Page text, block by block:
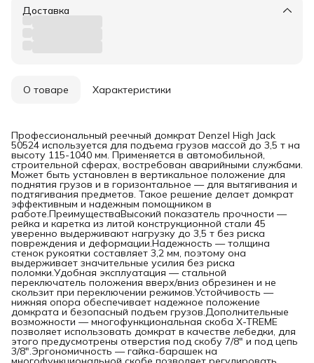
Доставка
О товаре Характеристики
Профессиональный реечный домкрат Denzel High Jack
50524 используется для подъема грузов массой до 3,5 т на
высоту 115-1040 мм. Применяется в автомобильной,
строительной сферах, востребован аварийными службами.
Может быть установлен в вертикальное положение для
поднятия грузов и в горизонтальное — для вытягивания и
подтягивания предметов. Такое решение делает домкрат
эффективным и надежным помощником в
работе.ПреимуществаВысокий показатель прочности —
рейка и каретка из литой конструкционной стали 45
уверенно выдерживают нагрузку до 3,5 т без риска
повреждения и деформации.Надежность — толщина
стенок рукоятки составляет 3,2 мм, поэтому она
выдерживает значительные усилия без риска
поломки.Удобная эксплуатация — стальной
переключатель положения вверх/вниз обрезинен и не
скользит при переключении режимов.Устойчивость —
нижняя опора обеспечивает надежное положение
домкрата и безопасный подъем грузов.Дополнительные
возможности — многофункциональная скоба X-TREME
позволяет использовать домкрат в качестве лебедки, для
этого предусмотрены отверстия под скобу 7/8″ и под цепь
3/8″.Эргономичность — гайка-барашек на